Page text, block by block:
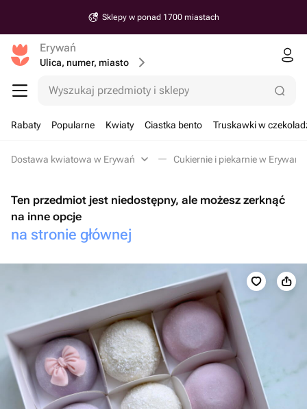
Sklepy w ponad 1700 miastach
Erywań
Ulica, numer, miasto
Wyszukaj przedmioty i sklepy
Rabaty Popularne Kwiaty Ciastka bento Truskawki w
Dostawa kwiatowa w Erywań Cukiernie i piekarnie w Erywań
Ten przedmiot jest niedostępny, ale możesz zerknąć
na inne opcje
na stronie głównej